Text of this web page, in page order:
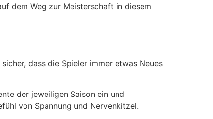
dem Weg zur Meisterschaft in diesem
dass die Spieler immer etwas Neues
der jeweiligen Saison ein und
von Spannung und Nervenkitzel.